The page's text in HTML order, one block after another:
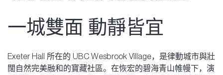
一城雙面 動靜皆宜
Exeter Hall 所在的 UBC Wesbrook Village，是律動城市與壯
闊自然完美融和的寶藏社區。在恢宏的碧海青山帷幔下，演